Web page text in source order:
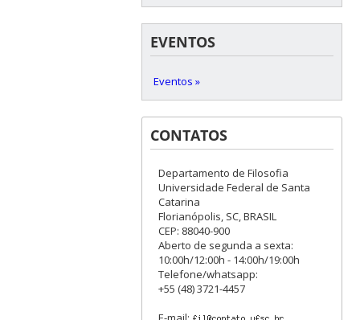
EVENTOS
Eventos »
CONTATOS
Departamento de Filosofia
Universidade Federal de Santa
Catarina
Florianópolis, SC, BRASIL
CEP: 88040-900
Aberto de segunda a sexta:
10:00h/12:00h - 14:00h/19:00h
Telefone/whatsapp:
+55 (48) 3721-4457